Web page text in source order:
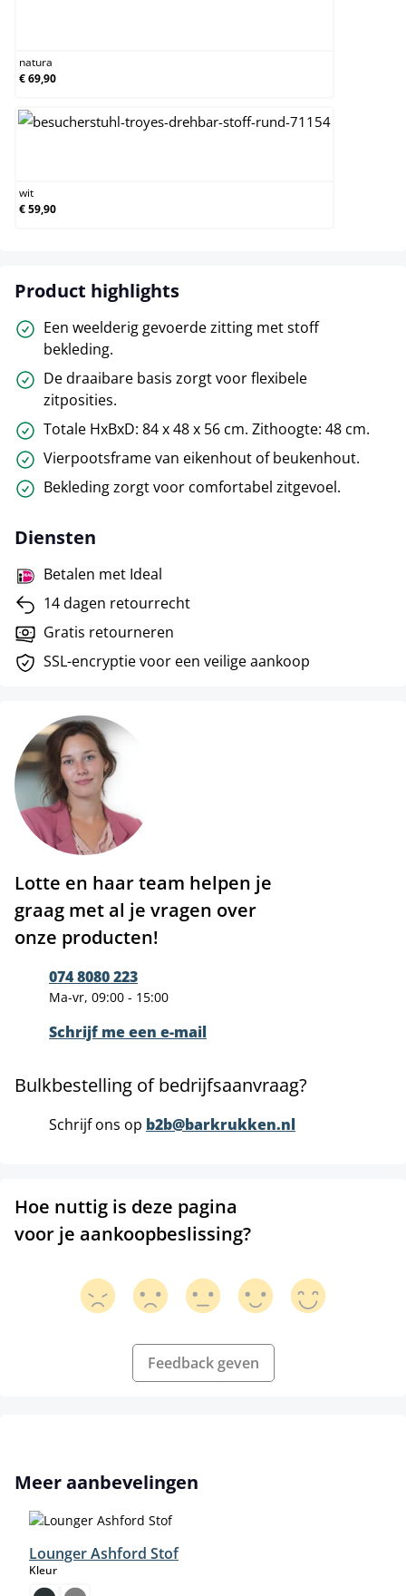
natura
€ 69,90
wit
€ 59,90
Product highlights
Een weelderig gevoerde zitting met stoff
bekleding.
De draaibare basis zorgt voor flexibele
zitposities.
Totale HxBxD: 84 x 48 x 56 cm. Zithoogte: 48 cm.
Vierpootsframe van eikenhout of beukenhout.
Bekleding zorgt voor comfortabel zitgevoel.
Diensten
Betalen met Ideal
14 dagen retourrecht
Gratis retourneren
SSL-encryptie voor een veilige aankoop
Lotte en haar team helpen je
graag met al je vragen over
onze producten!
074 8080 223
Ma-vr, 09:00 - 15:00
Schrijf me een e-mail
Bulkbestelling of bedrijfsaanvraag?
Schrijf ons op b2b@barkrukken.nl
Hoe nuttig is deze pagina
voor je aankoopbeslissing?
Feedback geven
Productgalerij overslaan
Meer aanbevelingen
Lounger Ashford Stof
Kleurselect